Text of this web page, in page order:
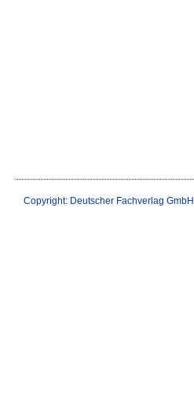
Copyright: Deutscher Fachverlag GmbH